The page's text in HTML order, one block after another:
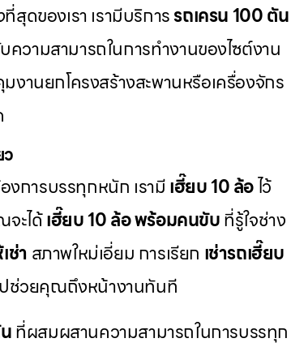
ดของเรา เรามีบริการรถเครน 100 ตัน
ความสามารถในการทำงานของไซต์งาน
านยกโครงสร้างสะพานหรือเครื่องจักร
การบรรทุกหนัก เรามีเฮี๊ยบ 10 ล้อไว้
ะได้เฮี๊ยบ 10 ล้อ พร้อมคนขับที่รู้ใจช่าง
ช่า สภาพใหม่เอี่ยม การเรียก เช่ารถเฮี๊ยบ
ช่วยคุณถึงหน้างานทันที
ที่ผสมผสานความสามารถในการบรรทุก